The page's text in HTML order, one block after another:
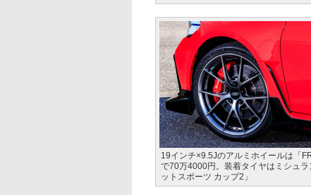
19インチ×9.5Jのアルミホイールは「
で70万4000円。装着タイヤはミシュラ
ットスポーツ カップ2」